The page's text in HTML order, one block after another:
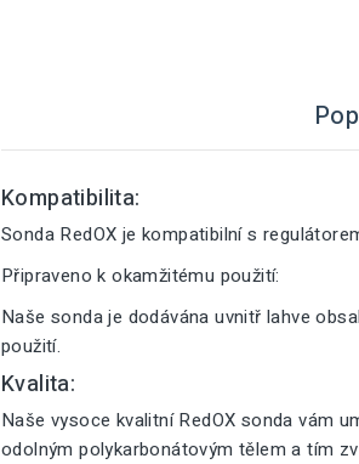
Kompatibilita:
Sonda RedOX je kompatibilní s
Připraveno k okamžitému použití:
Naše sonda je dodávána uvnitř lahve
použití.
Kvalita:
Naše vysoce kvalitní RedOX sonda vám
odolným polykarbonátovým tělem a tím